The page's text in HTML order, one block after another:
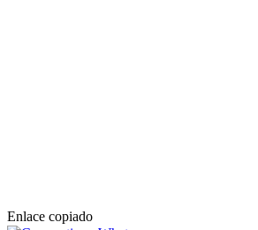
Enlace copiado